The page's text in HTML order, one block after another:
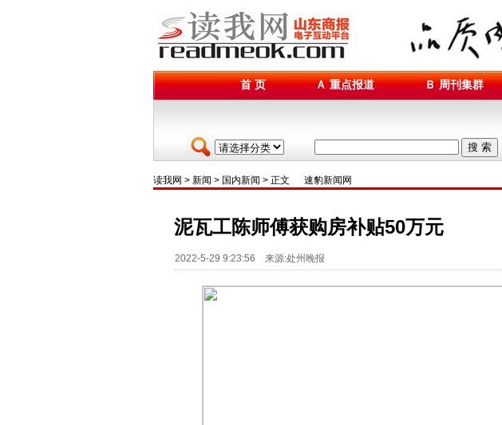
首 页 Ａ 重点报道 Ｂ 周刊集群
搜 索
读我网 > 新闻 > 国内新闻 > 正文 速豹新闻网
泥瓦工陈师傅获购房补贴50万元
2022-5-29 9:23:56 来源:处州晚报